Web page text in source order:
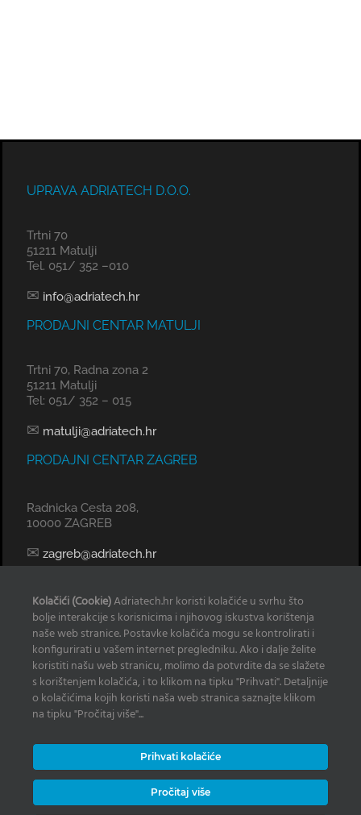
UPRAVA ADRIATECH D.O.O.
Trtni 70
51211 Matulji
Tel. 051/ 352 –010
✉ info@adriatech.hr
PRODAJNI CENTAR MATULJI
Trtni 70, Radna zona 2
51211 Matulji
Tel: 051/ 352 – 015
✉ matulji@adriatech.hr
PRODAJNI CENTAR ZAGREB
Radnicka Cesta 208,
10000 ZAGREB
✉ zagreb@adriatech.hr
Tel: 098 329 239
✉ radan@adriatech.hr
INFO
Zaštita osobnih podatakaČesto postavljana pitanja
Kolačići (Cookie)Adriatech.hr koristi kolačiće u svrhu što
bolje interakcije s korisnicima i njihovog iskustva korištenja
naše web stranice. Postavke kolačića mogu se kontrolirati i
konfigurirati u vašem internet pregledniku. Ako i dalje želite
koristiti našu web stranicu, molimo da potvrdite da se slažete
s korištenjem kolačića, i to klikom na tipku "Prihvati". Detaljnije
o kolačićima kojih koristi naša web stranica saznajte klikom
na tipku "Pročitaj više"...
Prihvati kolačiće
Pročitaj više